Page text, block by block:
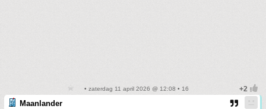
• zaterdag 11 april 2026 @ 12:08 • 16
Maanlander